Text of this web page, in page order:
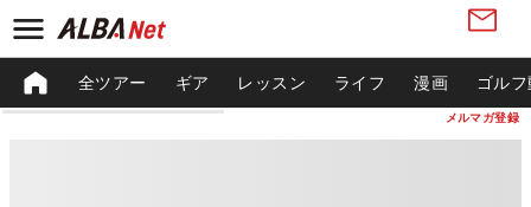
メルマガ登録
全ツアー ギア レッスン ライフ 漫画 ゴル